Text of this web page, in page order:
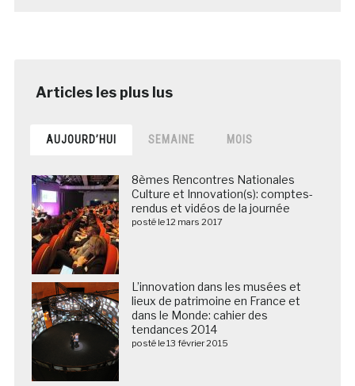
AUJOURD’HUI SEMAINE MOIS
8èmes Rencontres Nationales
Culture et Innovation(s): comptes-
rendus et vidéos de la journée
posté le 12 mars 2017
L’innovation dans les musées et
lieux de patrimoine en France et
dans le Monde: cahier des
tendances 2014
posté le 13 février 2015